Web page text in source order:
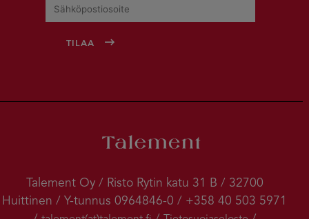
Talement Oy / Risto Rytin katu 31 B / 32700
Huittinen / Y-tunnus 0964846-0 / +358 40 503 5971